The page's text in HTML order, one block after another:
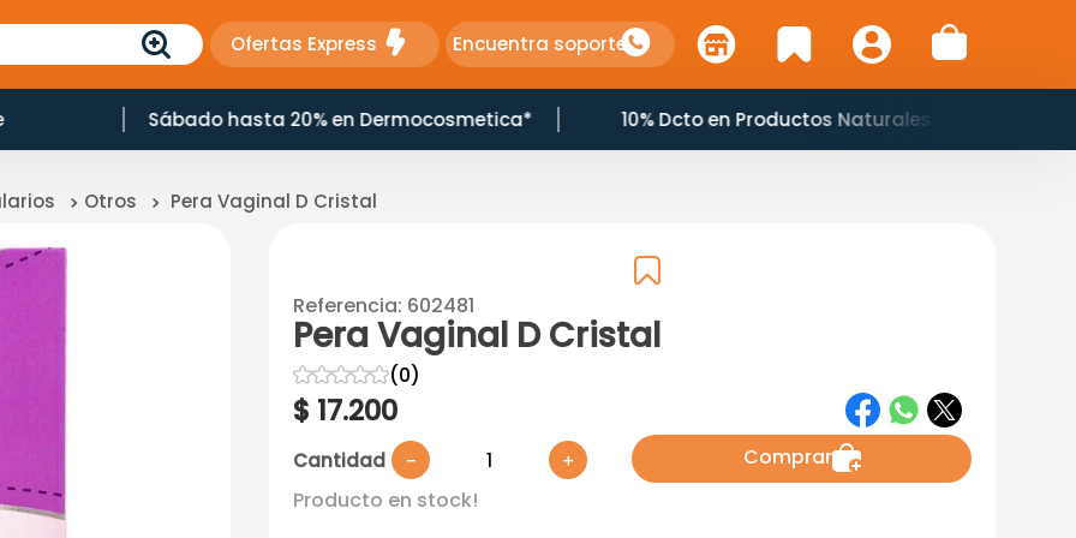
Ofertas Express Encuentra soporte
Sábado hasta 20% en Dermocosmetica* 10% Dcto en Productos Naturales
Otros Pera Vaginal D Cristal
Referencia: 602481
Pera Vaginal D Cristal
☆☆☆☆☆(0)
$ 17.200
Cantidad ＋
－
Comprar
Producto en stock!